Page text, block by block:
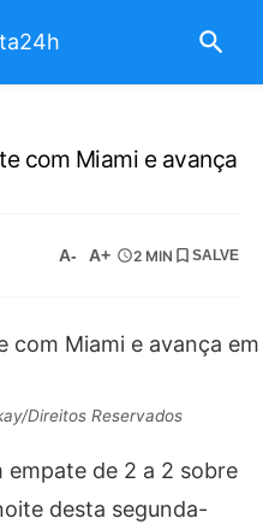
com Miami e avança
A- A+ 2 MIN SALVE
Direitos Reservados
empate de 2 a 2 sobre
desta segunda-